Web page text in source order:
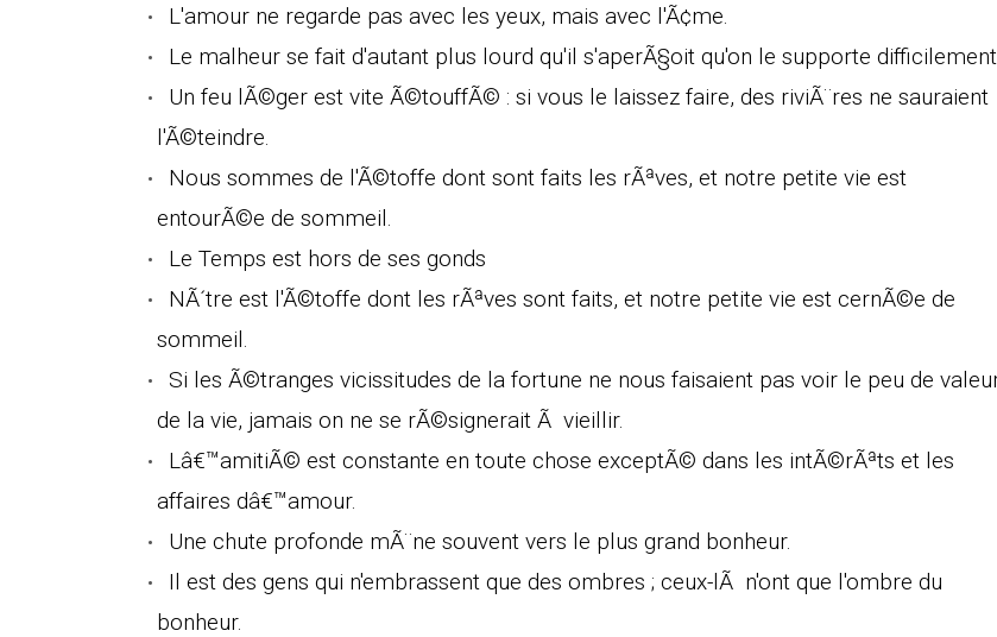
L'amour ne regarde pas avec les yeux, mais avec l'Ã¢me.
Le malheur se fait d'autant plus lourd qu'il s'aperÃ§oit qu'on le supporte
Un feu lÃ©ger est vite Ã©touffÃ© : si vous le laissez faire, des riviÃ¨res ne sauraient
l'Ã©teindre.
Nous sommes de l'Ã©toffe dont sont faits les rÃªves, et notre petite vie est
entourÃ©e de sommeil.
Le Temps est hors de ses gonds
NÃ´tre est l'Ã©toffe dont les rÃªves sont faits, et notre petite vie est cernÃ©e de
sommeil.
Si les Ã©tranges vicissitudes de la fortune ne nous faisaient pas voir le peu de
de la vie, jamais on ne se rÃ©signerait Ã vieillir.
Lâ€™amitiÃ© est constante en toute chose exceptÃ© dans les intÃ©rÃªts et les
affaires dâ€™amour.
Une chute profonde mÃ¨ne souvent vers le plus grand bonheur.
Il est des gens qui n'embrassent que des ombres ; ceux-lÃ n'ont que l'ombre du
bonheur.